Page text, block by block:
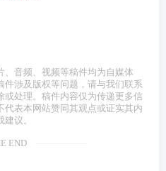
、音频、视频等稿件均为自媒体
件涉及版权等问题，请与我们联系
或处理。稿件内容仅为传递更多信
代表本网站赞同其观点或证实其内
议。
END